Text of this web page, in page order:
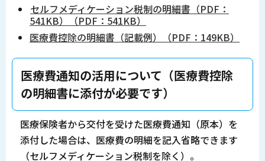
セルフメディケーション税制の明細書（PDF：
541KB）（PDF：541KB）
医療費控除の明細書（記載例）（PDF：149KB）
医療費通知の活用について（医療費控除
の明細書に添付が必要です）
医療保険者から交付を受けた医療費通知（原本）を
添付した場合は、医療費の明細を記入省略できます
（セルフメディケーション税制を除く）。